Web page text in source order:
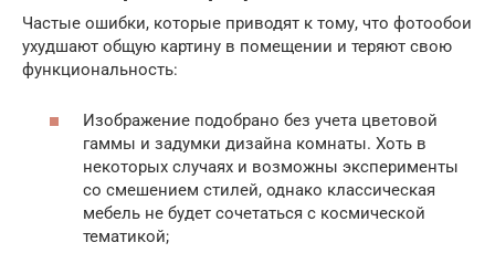
Частые ошибки, которые приводят к тому, что фотообои
ухудшают общую картину в помещении и теряют свою
функциональность:
Изображение подобрано без учета цветовой
гаммы и задумки дизайна комнаты. Хоть в
некоторых случаях и возможны эксперименты
со смешением стилей, однако классическая
мебель не будет сочетаться с космической
тематикой;